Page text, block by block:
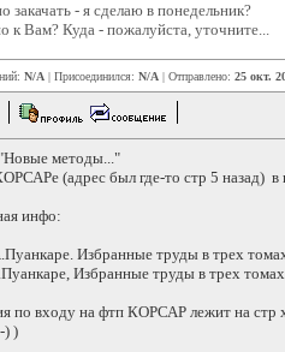
закачать - я сделаю в понедельник?
к Вам? Куда - пожалуйста, уточните...
N/A | Присоединился: N/A | Отправлено: 25 окт.
методы..."
(адрес был где-то стр 5 назад)
инфо:
Избранные труды в трех
Избранные труды в трех
по входу на фтп КОРСАР лежит на
) )